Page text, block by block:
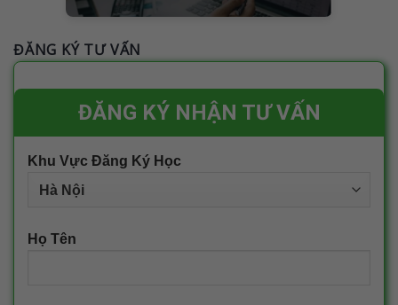
ĐĂNG KÝ TƯ VẤN
ĐĂNG KÝ NHẬN TƯ VẤN
Khu Vực Đăng Ký Học
Họ Tên